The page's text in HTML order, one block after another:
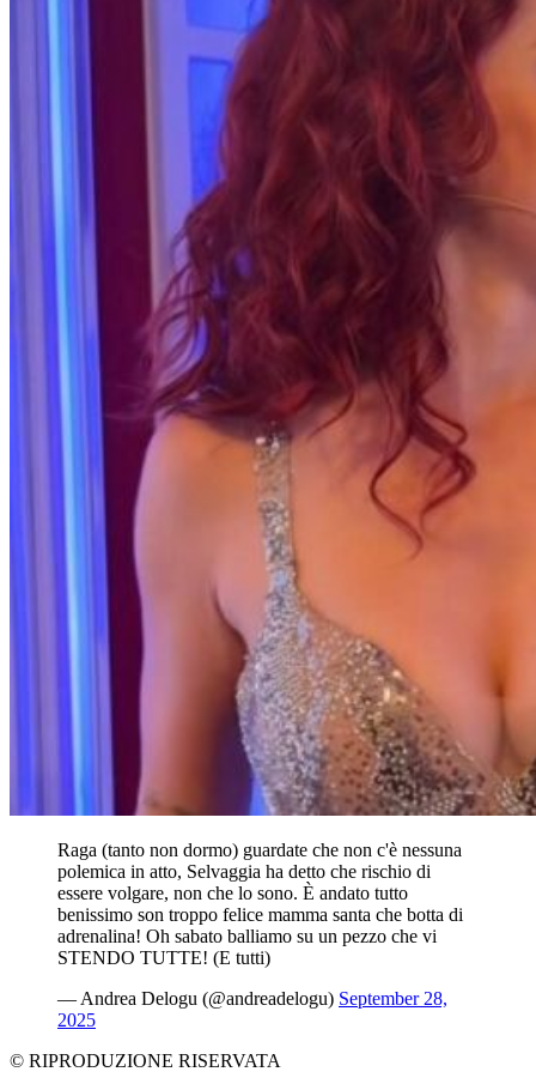
Raga (tanto non dormo) guardate che non c'è nessuna
polemica in atto, Selvaggia ha detto che rischio di
essere volgare, non che lo sono. È andato tutto
benissimo son troppo felice mamma santa che botta di
adrenalina! Oh sabato balliamo su un pezzo che vi
STENDO TUTTE! (E tutti)
— Andrea Delogu (@andreadelogu) September 28,
2025
© RIPRODUZIONE RISERVATA